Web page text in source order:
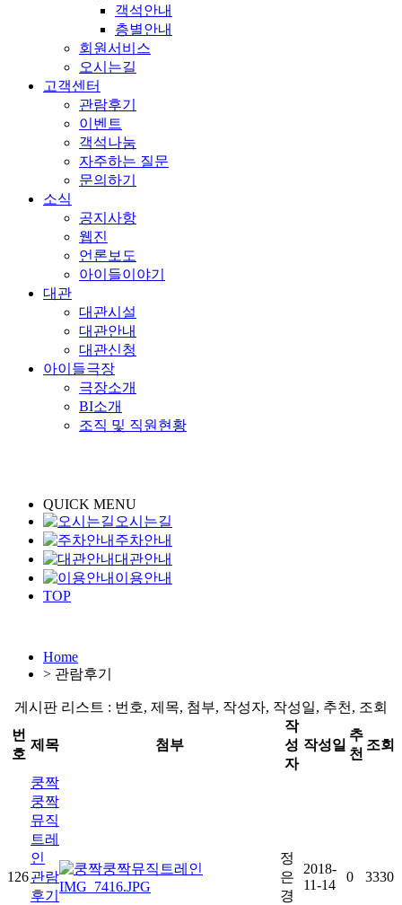
객석안내
층별안내
회원서비스
오시는길
고객센터
관람후기
이벤트
객석나눔
자주하는 질문
문의하기
소식
공지사항
웹진
언론보도
아이들이야기
대관
대관시설
대관안내
대관신청
아이들극장
극장소개
BI소개
조직 및 직원현황
QUICK MENU
오시는길
주차안내
대관안내
이용안내
TOP
Home
> 관람후기
게시판 리스트 : 번호, 제목, 첨부, 작성자, 작성일, 추천, 조회
번
호
제목 첨부
작
성
자
작성일
추
천
조회
126
쿵짝
쿵짝
뮤직
트레
인
관람
후기
정
은
경
2018-
11-14
0 3330